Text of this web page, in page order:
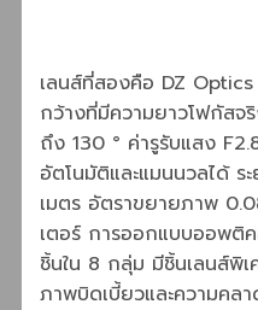
เลนส์ที่สองคือ DZ
กว้างที่มีความยาวโฟกัสจ
ถึง 130 ° ค่ารูรับแสง
อัตโนมัติและแมนนวลได้ ร
เมตร อัตราขยายภาพ
เตอร์ การออกแบบออพติ
ชิ้นใน 8 กลุ่ม มีชิ้นเลนส์พิ
ภาพบิดเบี้ยวและความคล